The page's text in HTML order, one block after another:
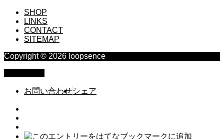
SHOP
LINKS
CONTACT
SITEMAP
Copyright © 2026 loopsence
お問い合わせシェア